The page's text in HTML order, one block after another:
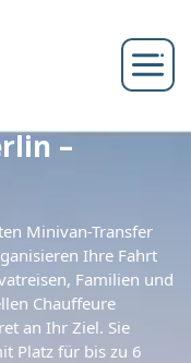
–
Minivan-Transfer
Ihre Fahrt
Familien und
Chauffeure
an Ihr Ziel. Sie
Platz für bis zu 6